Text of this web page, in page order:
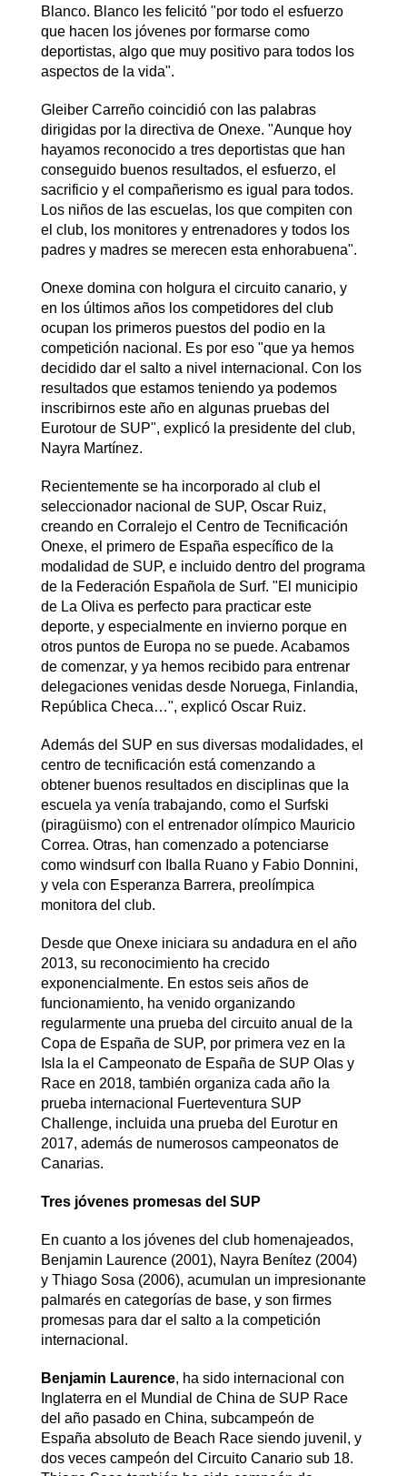
Blanco. Blanco les felicitó "por todo el esfuerzo
que hacen los jóvenes por formarse como
deportistas, algo que muy positivo para todos los
aspectos de la vida".
Gleiber Carreño coincidió con las palabras
dirigidas por la directiva de Onexe. "Aunque hoy
hayamos reconocido a tres deportistas que han
conseguido buenos resultados, el esfuerzo, el
sacrificio y el compañerismo es igual para todos.
Los niños de las escuelas, los que compiten con
el club, los monitores y entrenadores y todos los
padres y madres se merecen esta enhorabuena".
Onexe domina con holgura el circuito canario, y
en los últimos años los competidores del club
ocupan los primeros puestos del podio en la
competición nacional. Es por eso "que ya hemos
decidido dar el salto a nivel internacional. Con los
resultados que estamos teniendo ya podemos
inscribirnos este año en algunas pruebas del
Eurotour de SUP", explicó la presidente del club,
Nayra Martínez.
Recientemente se ha incorporado al club el
seleccionador nacional de SUP, Oscar Ruiz,
creando en Corralejo el Centro de Tecnificación
Onexe, el primero de España específico de la
modalidad de SUP, e incluido dentro del programa
de la Federación Española de Surf. "El municipio
de La Oliva es perfecto para practicar este
deporte, y especialmente en invierno porque en
otros puntos de Europa no se puede. Acabamos
de comenzar, y ya hemos recibido para entrenar
delegaciones venidas desde Noruega, Finlandia,
República Checa…", explicó Oscar Ruiz.
Además del SUP en sus diversas modalidades, el
centro de tecnificación está comenzando a
obtener buenos resultados en disciplinas que la
escuela ya venía trabajando, como el Surfski
(piragüismo) con el entrenador olímpico Mauricio
Correa. Otras, han comenzado a potenciarse
como windsurf con Iballa Ruano y Fabio Donnini,
y vela con Esperanza Barrera, preolímpica
monitora del club.
Desde que Onexe iniciara su andadura en el año
2013, su reconocimiento ha crecido
exponencialmente. En estos seis años de
funcionamiento, ha venido organizando
regularmente una prueba del circuito anual de la
Copa de España de SUP, por primera vez en la
Isla la el Campeonato de España de SUP Olas y
Race en 2018, también organiza cada año la
prueba internacional Fuerteventura SUP
Challenge, incluida una prueba del Eurotur en
2017, además de numerosos campeonatos de
Canarias.
Tres jóvenes promesas del SUP
En cuanto a los jóvenes del club homenajeados,
Benjamin Laurence (2001), Nayra Benítez (2004)
y Thiago Sosa (2006), acumulan un impresionante
palmarés en categorías de base, y son firmes
promesas para dar el salto a la competición
internacional.
Benjamin Laurence, ha sido internacional con
Inglaterra en el Mundial de China de SUP Race
del año pasado en China, subcampeón de
España absoluto de Beach Race siendo juvenil, y
dos veces campeón del Circuito Canario sub 18.